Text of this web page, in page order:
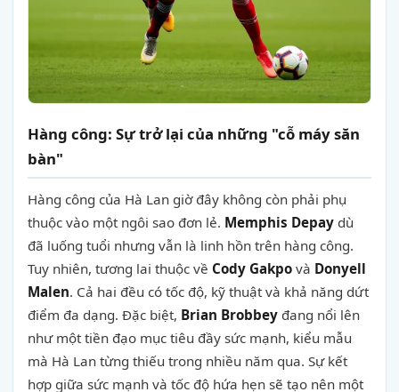
Hàng công: Sự trở lại của những "cỗ máy săn
bàn"
Hàng công của Hà Lan giờ đây không còn phải phụ
thuộc vào một ngôi sao đơn lẻ. Memphis Depay dù
đã luống tuổi nhưng vẫn là linh hồn trên hàng công.
Tuy nhiên, tương lai thuộc về Cody Gakpo và Donyell
Malen. Cả hai đều có tốc độ, kỹ thuật và khả năng dứt
điểm đa dạng. Đặc biệt, Brian Brobbey đang nổi lên
như một tiền đạo mục tiêu đầy sức mạnh, kiểu mẫu
mà Hà Lan từng thiếu trong nhiều năm qua. Sự kết
hợp giữa sức mạnh và tốc độ hứa hẹn sẽ tạo nên một